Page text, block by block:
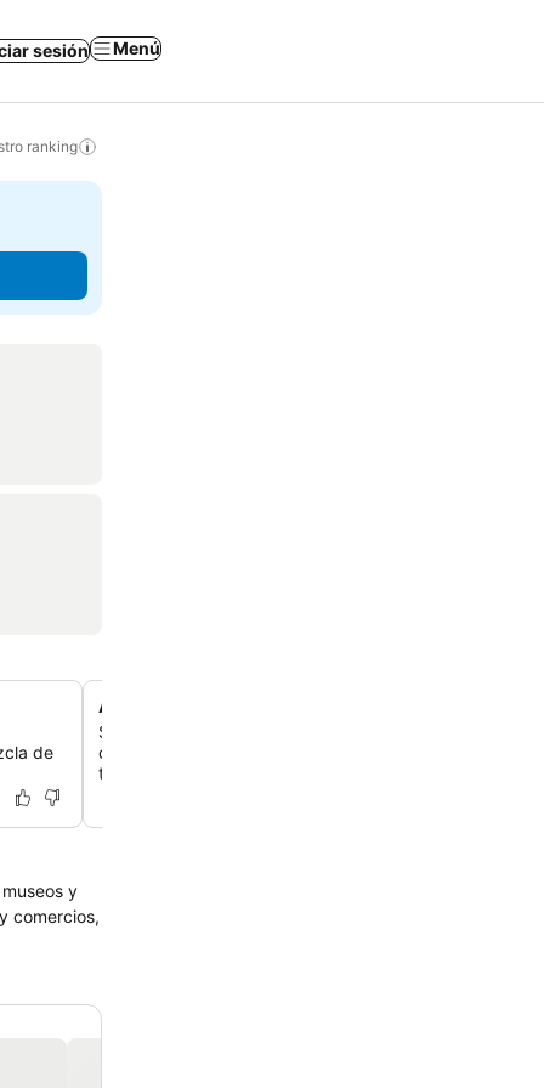
sesión Menú
ranking
de
Ambiente auténtico de chalet suizo
Sumérgete en una experiencia única de escapada a la
cálida madera de pino, colores naturales y decoración
todo el hotel.
y
comercios,